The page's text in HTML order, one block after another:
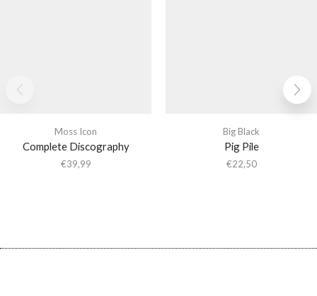
Moss Icon
Complete Discography
€39,99
Big Black
Pig Pile
€22,50